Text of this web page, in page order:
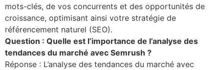
mots-clés, de vos concurrents et des opportunités de
croissance, optimisant ainsi votre stratégie de
référencement naturel (SEO).
Question : Quelle est l’importance de l’analyse des
tendances du marché avec Semrush ?
Réponse : L’analyse des tendances du marché avec